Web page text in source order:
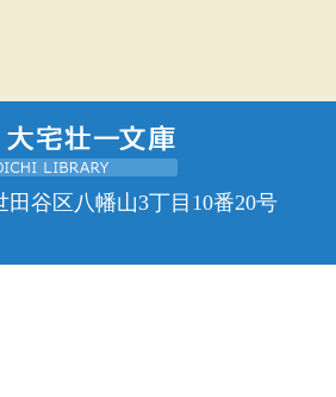
田谷区八幡山3丁目10番20号